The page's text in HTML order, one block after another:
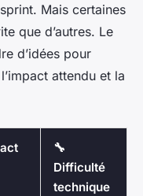
Mais certaines
que d’autres. Le
d’idées pour
attendu et la
🔧
Difficulté
technique